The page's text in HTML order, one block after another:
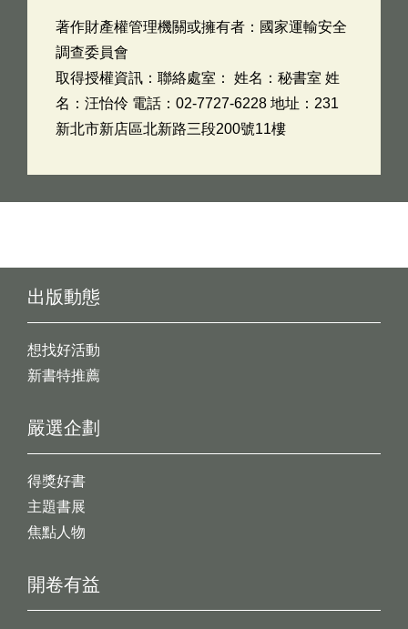
著作財產權管理機關或擁有者：國家運輸安全
調查委員會
取得授權資訊：聯絡處室： 姓名：秘書室 姓
名：汪怡伶 電話：02-7727-6228 地址：231
新北市新店區北新路三段200號11樓
出版動態
想找好活動
新書特推薦
開卷有益
嚴選企劃
得獎好書
主題書展
焦點人物